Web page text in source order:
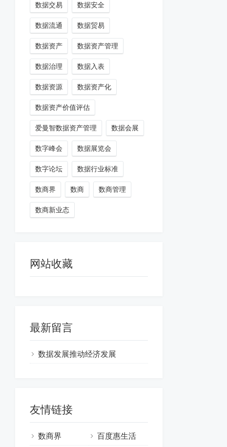
数据交易 数据安全
数据流通 数据贸易
数据资产 数据资产管理
数据治理 数据入表
数据资源 数据资产化
数据资产价值评估
爱曼智数据资产管理 数据会展
数字峰会 数据展览会
数字论坛 数据行业标准
数商界 数商 数商管理
数商新业态
网站收藏
最新留言
数据发展推动经济发展
友情链接
数商界 百度惠生活